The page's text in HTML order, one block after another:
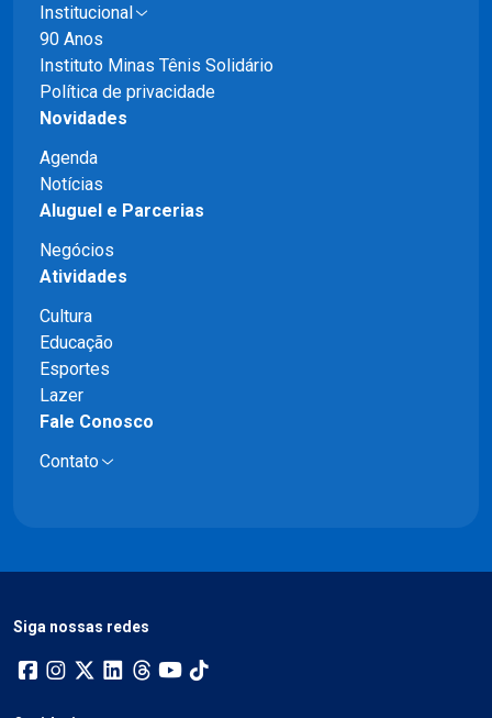
Institucional
90 Anos
Instituto Minas Tênis Solidário
Política de privacidade
Novidades
Agenda
Notícias
Aluguel e Parcerias
Negócios
Atividades
Cultura
Educação
Esportes
Lazer
Fale Conosco
Contato
Siga nossas redes